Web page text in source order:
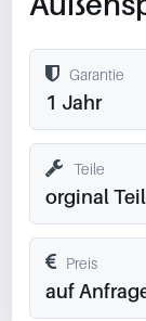
Garantie
1 Jahr
Teile
orginal
Preis
auf